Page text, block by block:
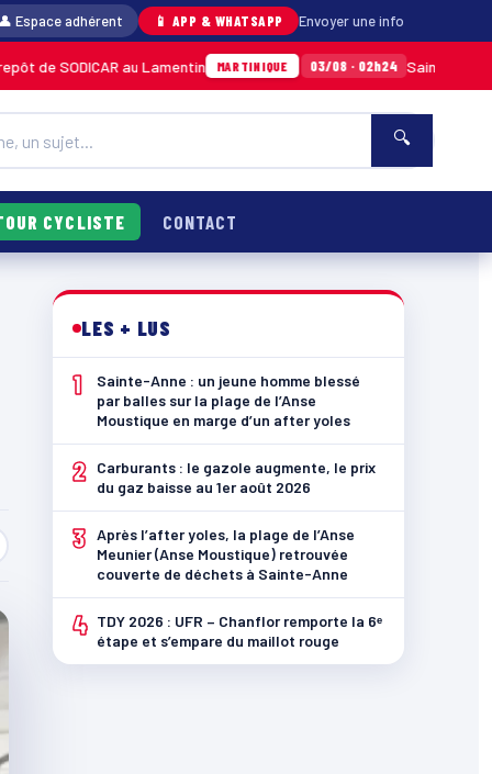
Espace adhérent 📱 APP & WHATSAPP Envoyer une info
au Lamentin MARTINIQUE 03/08 · 02h24 Sainte-Anne : un jeune
🔍
CYCLISTE CONTACT
LES + LUS
1
Sainte-Anne : un jeune homme blessé
par balles sur la plage de l’Anse
Moustique en marge d’un after yoles
2
Carburants : le gazole augmente, le prix
du gaz baisse au 1er août 2026
3 Après l’after yoles, la plage de l’Anse
Meunier (Anse Moustique) retrouvée
couverte de déchets à Sainte-Anne
4 TDY 2026 : UFR – Chanflor remporte la 6ᵉ
étape et s’empare du maillot rouge